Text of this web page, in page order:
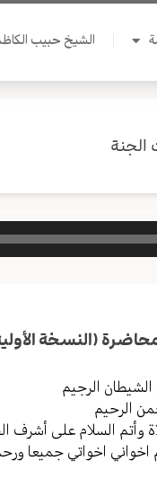
الشيخ حبيب
الجنة
(النسخة
الشیطان الرجیم
الرحیم
وأتم السلام علی أشرف
اخواني اخواتي جمیعا